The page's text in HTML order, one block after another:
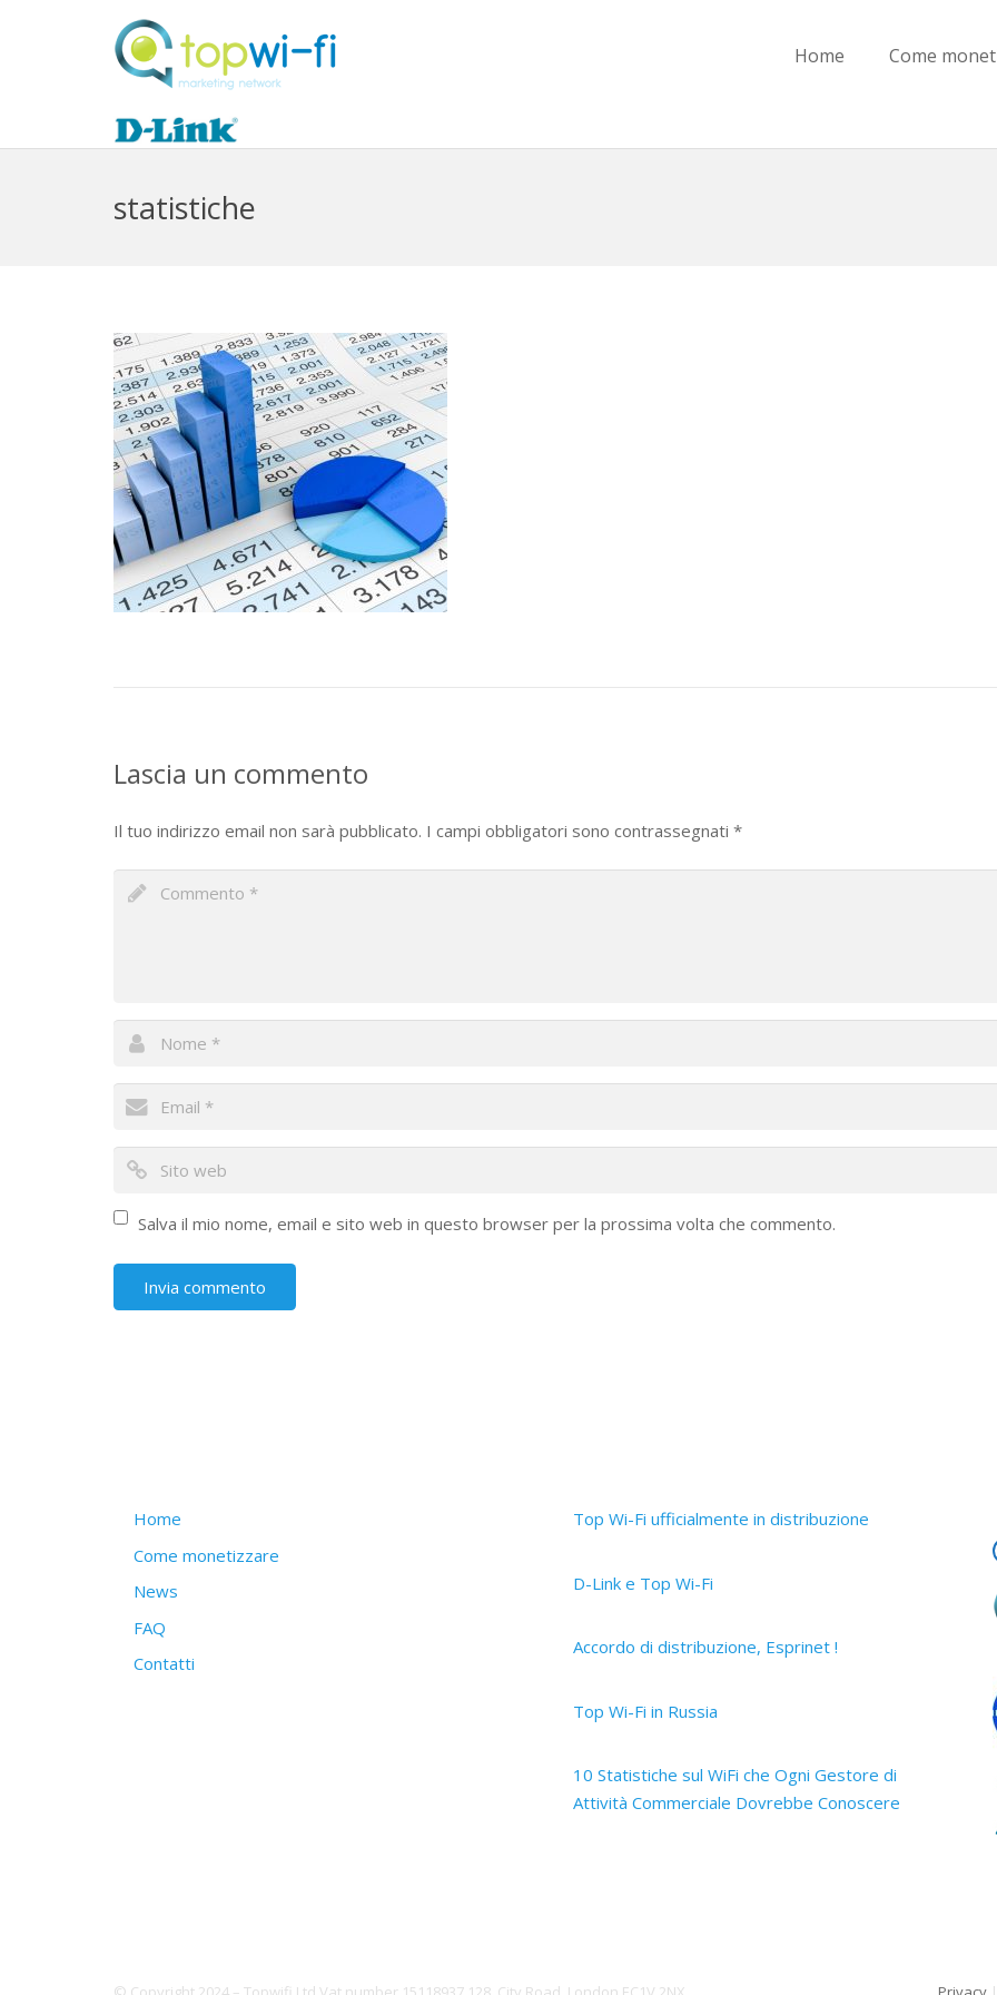
Home Come
statistiche
Lascia un commento
Il tuo indirizzo email non sarà pubblicato. I campi obbligatori sono contrassegnati *
Salva il mio nome, email e sito web in questo browser per la prossima volta che commento.
Home
Come monetizzare
News
FAQ
Contatti
Top Wi-Fi ufficialmente in distribuzione
D-Link e Top Wi-Fi
Accordo di distribuzione, Esprinet !
Top Wi-Fi in Russia
10 Statistiche sul WiFi che Ogni Gestore di
Attività Commerciale Dovrebbe Conoscere